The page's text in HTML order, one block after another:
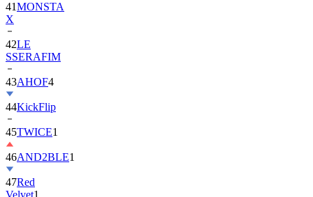
41MONSTA
X
42LE
SSERAFIM
43AHOF4
44KickFlip
45TWICE1
46AND2BLE1
47Red
Velvet1